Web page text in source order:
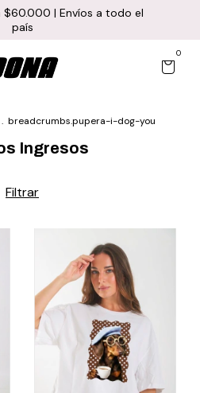
| Envíos a todo el
país
0
. breadcrumbs.pupera-i-dog-you
Ingresos
Filtrar